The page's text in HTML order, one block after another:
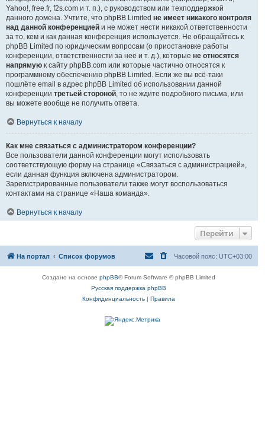
Yahoo!, free.fr, f2s.com и т. п.), с руководством или техподдержкой
данного домена. Учтите, что phpBB Limited не имеет никакого контроля
над данной конференцией и не может нести никакой ответственности
за то, кем и как данная конференция используется. Не обращайтесь к
phpBB Limited по юридическим вопросам (о приостановке работы
конференции, ответственности за неё и т. д.), которые не относятся
напрямую к сайту phpBB.com или которые частично относятся к
программному обеспечению phpBB Limited. Если же вы всё-таки
пошлёте email в адрес phpBB Limited об использовании данной
конференции третьей стороной, то не ждите подробного письма, или
вы можете вообще не получить ответа.
Вернуться к началу
Как мне связаться с администратором конференции?
Все пользователи данной конференции могут использовать
соответствующую форму на странице «Связаться с администрацией»,
если данная функция включена администратором.
Зарегистрированные пользователи также могут воспользоваться
контактами на странице «Наша команда».
Вернуться к началу
Перейти
На портал Список форумов Часовой пояс: UTC+03:00
Создано на основеphpBB® Forum Software © phpBB Limited
Русская поддержка phpBB
Конфиденциальность
Правила